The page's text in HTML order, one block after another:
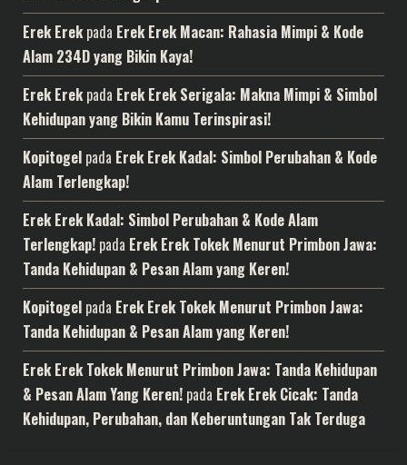
Erek Erekpada Erek Erek Macan: Rahasia Mimpi & Kode
Alam 234D yang Bikin Kaya!
Erek Erekpada Erek Erek Serigala: Makna Mimpi & Simbol
Kehidupan yang Bikin Kamu Terinspirasi!
Kopitogel pada Erek Erek Kadal: Simbol Perubahan & Kode
Alam Terlengkap!
Erek Erek Kadal: Simbol Perubahan & Kode Alam
Terlengkap! pada Erek Erek Tokek Menurut Primbon Jawa:
Tanda Kehidupan & Pesan Alam yang Keren!
Kopitogel pada Erek Erek Tokek Menurut Primbon Jawa:
Tanda Kehidupan & Pesan Alam yang Keren!
Erek Erek Tokek Menurut Primbon Jawa: Tanda Kehidupan
& Pesan Alam Yang Keren! pada Erek Erek Cicak: Tanda
Kehidupan, Perubahan, dan Keberuntungan Tak Terduga